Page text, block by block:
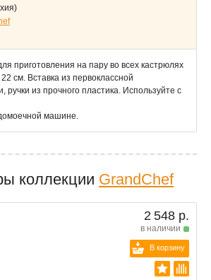
приготовления на пару во всех кастрюлях
см. Вставка из первоклассной
из прочного пластика. Используйте с
машине.
коллекции GrandChef
2 548 р.
в наличии
В корзину